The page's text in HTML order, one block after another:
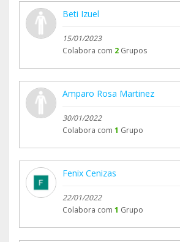
Beti Izuel
15/01/2023
Colabora com 2 Grupos
Amparo Rosa Martinez
30/01/2022
Colabora com 1 Grupo
Fenix Cenizas
22/01/2022
Colabora com 1 Grupo